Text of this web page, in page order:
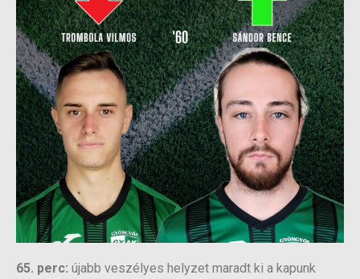
65. perc: újabb veszélyes helyzet maradt ki a kapunk